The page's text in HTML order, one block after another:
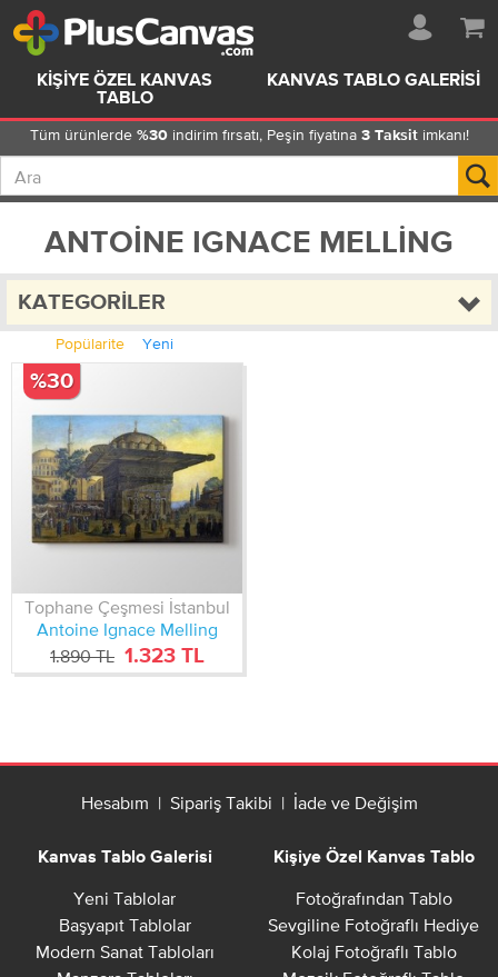
KIŞIYE ÖZEL KANVAS
TABLO
KANVAS TABLO GALERISI
Tüm ürünlerde %30 indirim fırsatı, Peşin fiyatına 3 Taksitimkanı!
ANTOINE IGNACE MELLING
KATEGORILER
Popülarite Yeni
Tophane Çeşmesi İstanbul
Antoine Ignace Melling
1.890 TL 1.323 TL
%30
Hesabım | Sipariş Takibi | İade ve Değişim
Kanvas Tablo Galerisi
Yeni Tablolar
Başyapıt Tablolar
Modern Sanat Tabloları
Kişiye Özel Kanvas Tablo
Fotoğrafından Tablo
Sevgiline Fotoğraflı Hediye
Kolaj Fotoğraflı Tablo